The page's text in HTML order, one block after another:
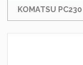
KOMATSU PC230